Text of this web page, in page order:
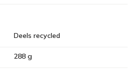
Deels recycled
288 g